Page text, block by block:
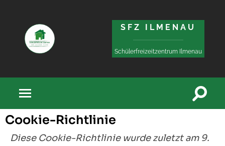
springen
Navigation
springen
SFZ ILMENAU
Schülerfreizeitzentrum Ilmenau
Cookie-Richtlinie
Diese Cookie-Richtlinie wurde zuletzt am 9.